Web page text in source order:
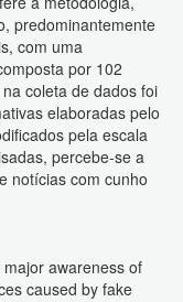
predominantemente
com uma
por 102
coleta de dados foi
elaboradas pelo
pela escala
percebe-se a
notícias com cunho
awareness of
caused by fake